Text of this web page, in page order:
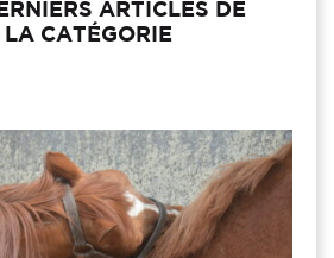
ARTICLES DE
LA CATÉGORIE